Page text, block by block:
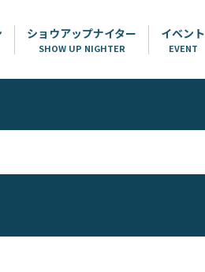
ショウアップナイター
SHOW UP NIGHTER
イベント
EVENT